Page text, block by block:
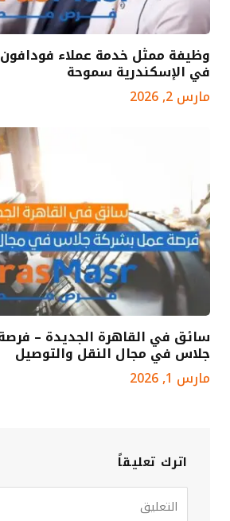
وظيفة ممثل خدمة عملاء
في الإسكندرية سموحة
مارس 2, 2026
سائق في القاهرة الجديدة –
جلاس في مجال النقل والتوصيل
مارس 1, 2026
اترك تعليقاً